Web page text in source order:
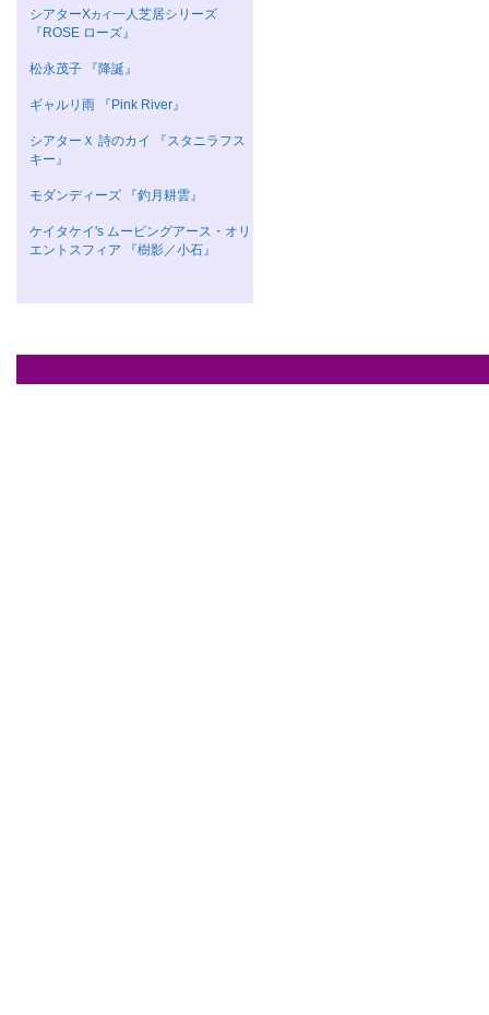
シアターΧカイ一人芝居シリーズ
『ROSE ローズ』
松永茂子 『降誕』
ギャルリ雨 『Pink River』
シアターＸ 詩のカイ 『スタニラフス
キー』
モダンディーズ 『釣月耕雲』
ケイタケイ's ムービングアース・オリ
エントスフィア 『樹影／小石』